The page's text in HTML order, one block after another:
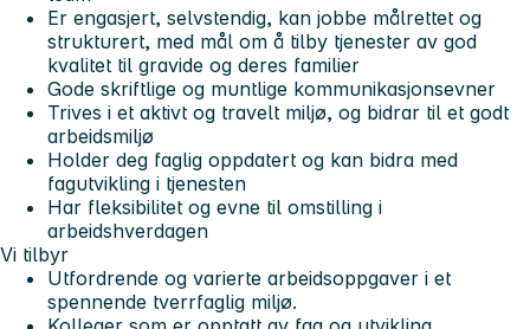
Er engasjert, selvstendig, kan jobbe målrettet og
strukturert, med mål om å tilby tjenester av god
kvalitet til gravide og deres familier
Gode skriftlige og muntlige kommunikasjonsevner
Trives i et aktivt og travelt miljø, og bidrar til et godt
arbeidsmiljø
Holder deg faglig oppdatert og kan bidra med
fagutvikling i tjenesten
Har fleksibilitet og evne til omstilling i
arbeidshverdagen
Vi tilbyr
Utfordrende og varierte arbeidsoppgaver i et
spennende tverrfaglig miljø.